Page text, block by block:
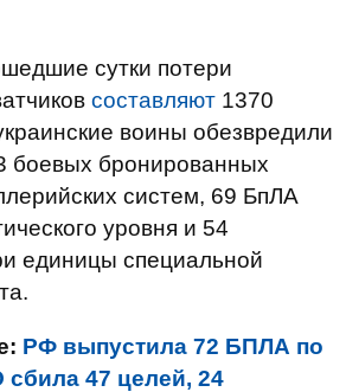
сутки потери
составляют 1370
воины обезвредили
боевых бронированных
систем, 69 БпЛА
уровня и 54
единицы специальной
РФ выпустила 72 БПЛА по
47 целей, 24